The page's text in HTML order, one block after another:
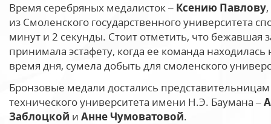
Время серебряных медалисток – Ксению Павлову,
из Смоленского государственного университета
минут и 2 секунды. Стоит отметить, что бежавшая
принимала эстафету, когда ее команда
время дня, сумела добыть для смоленского
Бронзовые медали достались представительницам
технического университета имени Н.Э. Баумана –
Заблоцкой и Анне Чумоватовой.